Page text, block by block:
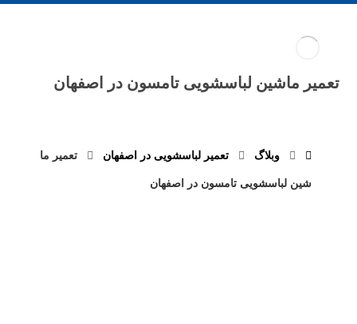
تعمیر ماشین لباسشویی تامسون در اصفهان
وبلاگ تعمیر لباسشویی در اصفهان تعمیر ما
شین لباسشویی تامسون در اصفهان